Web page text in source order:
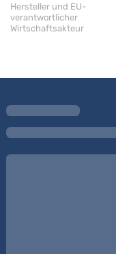
Hersteller und EU-
verantwortlicher
Wirtschaftsakteur